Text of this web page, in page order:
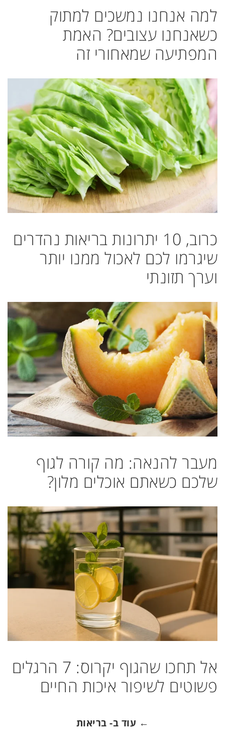
למה אנחנו נמשכים למתוק
כשאנחנו עצובים? האמת
המפתיעה שמאחורי זה
כרוב, 10 יתרונות בריאות נהדרים
שיגרמו לכם לאכול ממנו יותר
וערך תזונתי
מעבר להנאה: מה קורה לגוף
שלכם כשאתם אוכלים מלון?
אל תחכו שהגוף יקרוס: 7 הרגלים
פשוטים לשיפור איכות החיים
← עוד ב- בריאות